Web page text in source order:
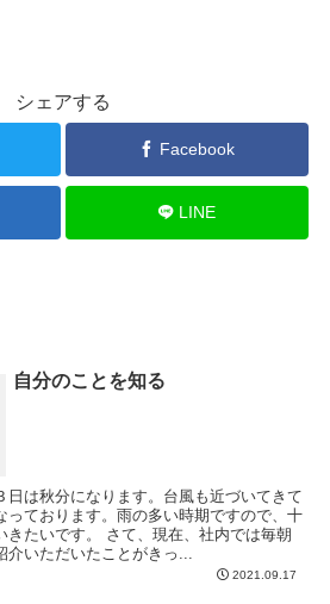
シェアする
Facebook
LINE
自分のことを知る
日は秋分になります。台風も近づいてきて
っております。雨の多い時期ですので、十
きたいです。 さて、現在、社内では毎朝
いただいたことがきっ...
2021.09.17